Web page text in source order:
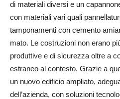
di materiali diversi e un
con materiali vari quali
tam­­ponamenti con cemento
mato. Le costruzioni non erano
produttive e di sicurezza oltre a
estraneo al contesto. Grazie a
un nuovo edificio ampliato,
dell’azienda, con soluzioni